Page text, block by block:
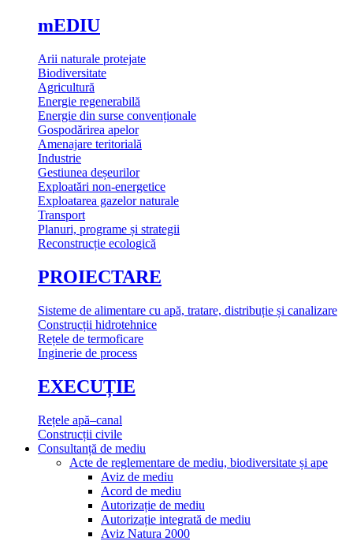
mEDIU
Arii naturale protejate
Biodiversitate
Agricultură
Energie regenerabilă
Energie din surse convenționale
Gospodărirea apelor
Amenajare teritorială
Industrie
Gestiunea deșeurilor
Exploatări non-energetice
Exploatarea gazelor naturale
Transport
Planuri, programe și strategii
Reconstrucție ecologică
PROIECTARE
Sisteme de alimentare cu apă, tratare, distribuție și canalizare
Construcții hidrotehnice
Rețele de termoficare
Inginerie de process
EXECUȚIE
Rețele apă–canal
Construcții civile
Consultanță de mediu
Acte de reglementare de mediu, biodiversitate și ape
Aviz de mediu
Acord de mediu
Autorizație de mediu
Autorizație integrată de mediu
Aviz Natura 2000